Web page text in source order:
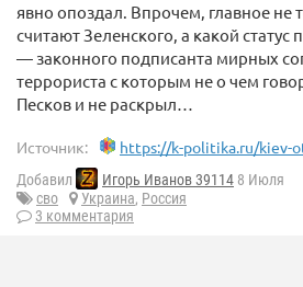
явно опоздал. Впрочем, главное не
считают Зеленского, а какой статус
— законного подписанта мирных
террориста с которым не о чем
Песков и не раскрыл…
Источник: https://k-politika.ru/kiev-
Добавил Игорь Иванов 39114 8 Июля
сво
Украина, Россия
3 комментария